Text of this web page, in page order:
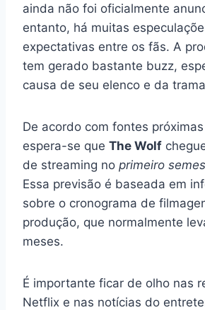
ainda não foi oficialmente
entanto, há muitas
expectativas entre os fãs. A
tem gerado bastante buzz,
causa de seu elenco e da
De acordo com fontes
espera-se que The Wolf
de streaming no primeiro
Essa previsão é baseada em
sobre o cronograma de
produção, que normalmente
meses.
É importante ficar de olho nas
Netflix e nas notícias do